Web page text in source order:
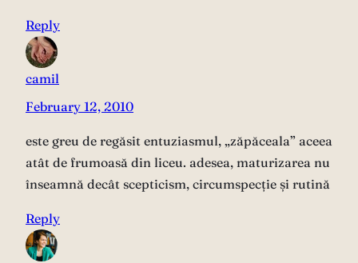
Reply
camil
February 12, 2010
este greu de regăsit entuziasmul, „zăpăceala” aceea
atât de frumoasă din liceu. adesea, maturizarea nu
înseamnă decât scepticism, circumspecție și rutină
Reply